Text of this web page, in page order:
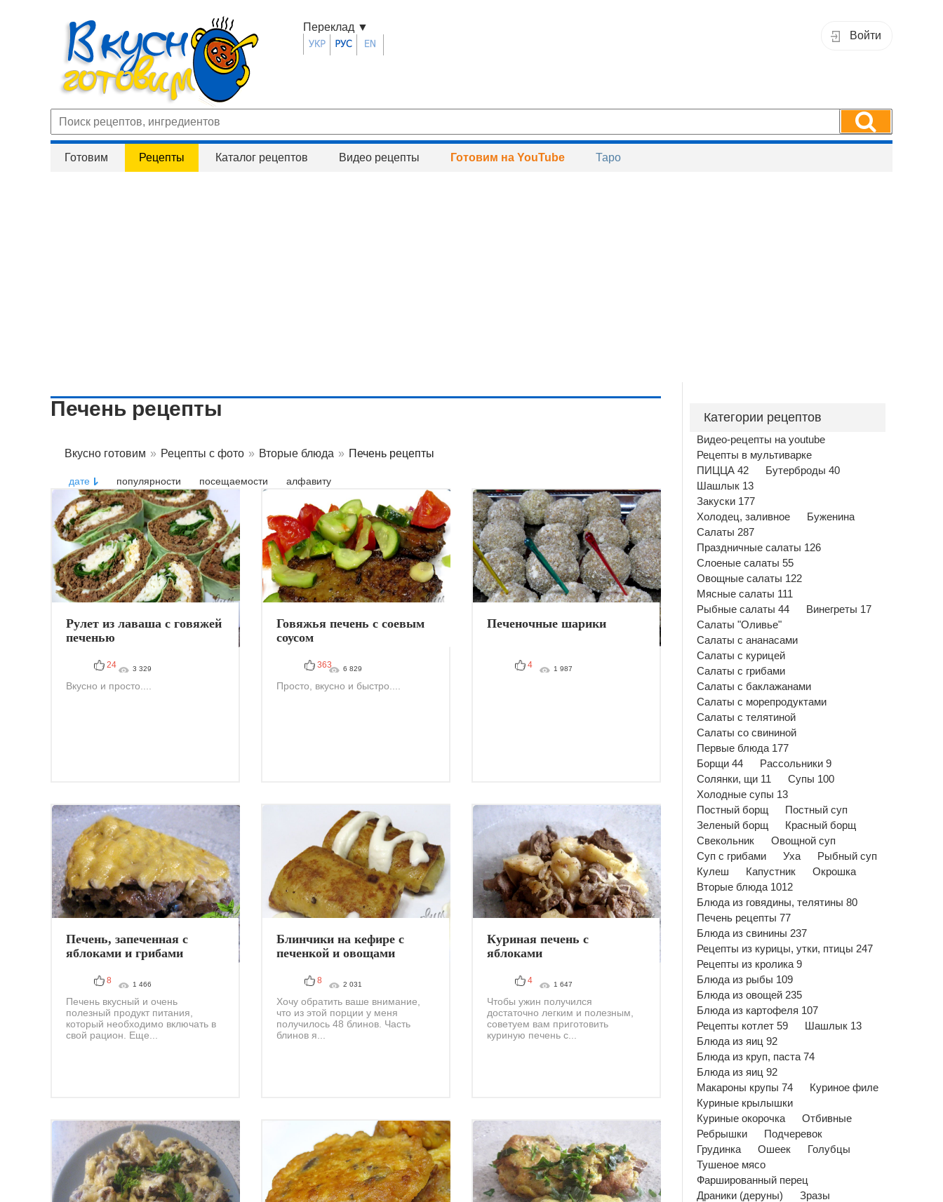
Войти
Переклад ▼
Готовим Рецепты Каталог рецептов Видео рецепты Готовим на YouTube Таро
Печень рецепты
Вкусно готовим » Рецепты с фото » Вторые блюда » Печень рецепты
дате популярности посещаемости алфавиту
Рулет из лаваша с говяжей
печенью
24 3 329
Вкусно и просто....
Говяжья печень с соевым
соусом
363 6 829
Просто, вкусно и быстро....
Печеночные шарики
4 1 987
Печень, запеченная с
яблоками и грибами
8 1 466
Печень вкусный и очень
полезный продукт питания,
который необходимо включать в
свой рацион. Еще...
Блинчики на кефире с
печенкой и овощами
8 2 031
Хочу обратить ваше внимание,
что из этой порции у меня
получилось 48 блинов. Часть
блинов я...
Куриная печень с
яблоками
4 1 647
Чтобы ужин получился
достаточно легким и полезным,
советуем вам приготовить
куриную печень с...
Категории рецептов
Видео-рецепты на youtube
Рецепты в мультиварке
ПИЦЦА 42
Бутерброды 40
Шашлык 13
Закуски 177
Холодец, заливное
Буженина
Салаты 287
Праздничные салаты 126
Слоеные салаты 55
Овощные салаты 122
Мясные салаты 111
Рыбные салаты 44
Винегреты 17
Салаты "Оливье"
Салаты с ананасами
Салаты с курицей
Салаты с грибами
Салаты с баклажанами
Салаты с морепродуктами
Салаты с телятиной
Салаты со свининой
Первые блюда 177
Борщи 44
Рассольники 9
Солянки, щи 11
Супы 100
Холодные супы 13
Постный борщ
Постный суп
Зеленый борщ
Красный борщ
Свекольник
Овощной суп
Суп с грибами
Уха
Рыбный суп
Кулеш
Капустник
Окрошка
Вторые блюда 1012
Блюда из говядины, телятины 80
Печень рецепты 77
Блюда из свинины 237
Рецепты из курицы, утки, птицы 247
Рецепты из кролика 9
Блюда из рыбы 109
Блюда из овощей 235
Блюда из картофеля 107
Рецепты котлет 59
Шашлык 13
Блюда из яиц 92
Блюда из круп, паста 74
Блюда из яиц 92
Макароны крупы 74
Куриное филе
Куриные крылышки
Куриные окорочка
Отбивные
Ребрышки
Подчеревок
Грудинка
Ошеек
Голубцы
Тушеное мясо
Фаршированный перец
Драники (деруны)
Зразы